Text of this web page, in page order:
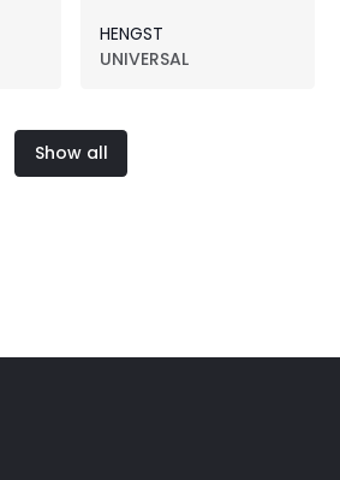
HENGST
UNIVERSAL
Show all